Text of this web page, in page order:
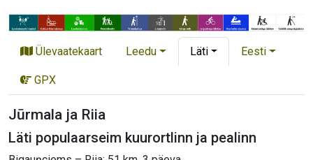
Ülevaatekaart Leedu Läti Eesti
GPX
Jūrmala ja Riia
Läti populaarseim kuurortlinn ja pealinn